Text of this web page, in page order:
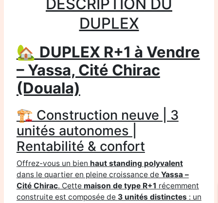
DESCRIPTION DU
DUPLEX
🏡 DUPLEX R+1 à Vendre
– Yassa, Cité Chirac
(Douala)
🏗️ Construction neuve | 3
unités autonomes |
Rentabilité & confort
Offrez-vous un bien haut standing polyvalent
dans le quartier en pleine croissance de Yassa –
Cité Chirac. Cette maison de type R+1 récemment
construite est composée de 3 unités distinctes : un